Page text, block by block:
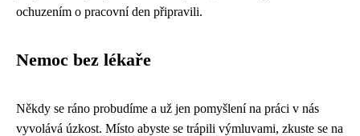
ochuzením o pracovní den připravili.
Nemoc bez lékaře
Někdy se ráno probudíme a už jen pomyšlení na práci v nás
vyvolává úzkost. Místo abyste se trápili výmluvami, zkuste se na